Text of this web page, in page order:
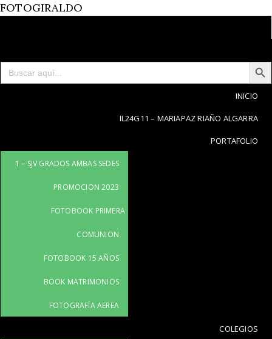
FOTOGIRALDO
Buscar: Botón de
INICIO
IL24G11 – MARIAPAZ RIAÑO ALGARRA
PORTAFOLIO
1 – SJV GRADOS AMBAS SEDES
PROMOCION 2023
FOTOBOOK PRIMERA
COMUNION
FOTOBOOK 15 AÑOS
BOOK MATRIMONIOS
FOTOGRAFÍA AEREA
COLEGIOS
Para verlo introduce la contraseña.
Contraseña: